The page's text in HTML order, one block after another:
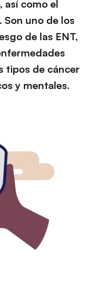
así como el
Son uno de los
de las ENT,
tipos de cáncer
y mentales.